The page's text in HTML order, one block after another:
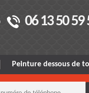
06 13 50 59
Peinture dessous de